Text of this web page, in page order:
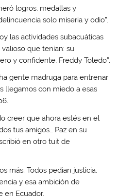
logros, medallas y
solo miseria y odio”.
las actividades subacuáticas
que tenían: su
y confidente, Freddy Toledo”.
gente madruga para entrenar
llegamos con miedo a esas
creer que ahora estés en el
tus amigos… Paz en su
en otro tuit de
más. Todos pedían justicia.
y esa ambición de
en Ecuador.